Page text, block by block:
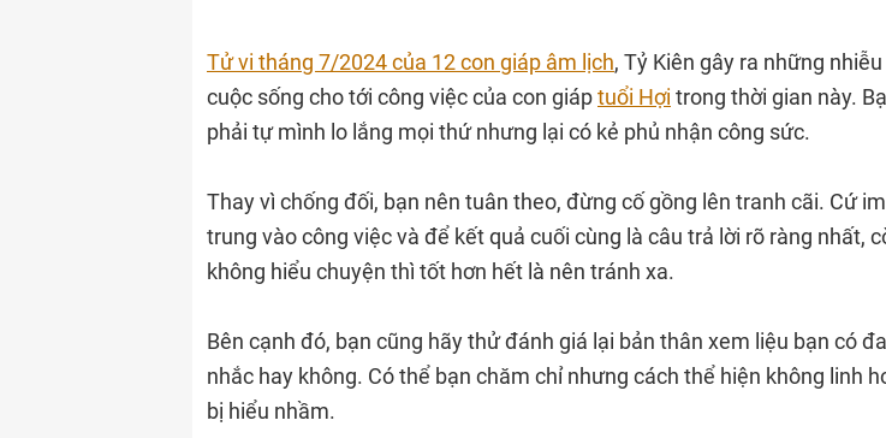
Tử vi tháng 7/2024 của 12 con giáp âm lịch, Tỷ Kiên gây ra những
cuộc sống cho tới công việc của con giáptuổi Hợi trong thời gian này.
phải tự mình lo lắng mọi thứ nhưng lại có kẻ phủ nhận công sức.
Thay vì chống đối, bạn nên tuân theo, đừng cố gồng lên tranh cãi. Cứ
trung vào công việc và để kết quả cuối cùng là câu trả lời rõ ràng nhất,
không hiểu chuyện thì tốt hơn hết là nên tránh xa.
Bên cạnh đó, bạn cũng hãy thử đánh giá lại bản thân xem liệu bạn có
nhắc hay không. Có thể bạn chăm chỉ nhưng cách thể hiện không linh
bị hiểu nhầm.